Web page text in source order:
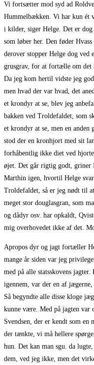
Vi fortsætter mod syd ad
Hummelbækken. Vi har kun ét
i kilder, siger Helge. Det er
som løber her. Den føder
derover stopper Helge dog ved
grusgrav, for at fortælle om det
Da jeg kom hertil vidste jeg
men hvad der var hvad, det
et krondyr at se, blev jeg
bakken ved Troldefaldet, som
et krondyr at se, men en anden
stod der en kronhjort med sit
forhåbentlig ikke diet ved
øjet. Det går rigtig godt, griner
Marthin igen, hvortil Helge
Troldefaldet, så er jeg nødt til
meget stor douglasgran, som
og dådyr osv. har opkaldt,
mig overhovedet ikke af det.
Apropos dyr og jagt fortæller
mange år siden var jeg
med på alle statsskovens
igennem, var der en af
Så begyndte alle disse kloge
kunne være. Med på jagten var
Svendsen, der er kendt som
der tænkte, vi må hellere
hun. Det kan man sgu. da
dem, ved jeg ikke, men det